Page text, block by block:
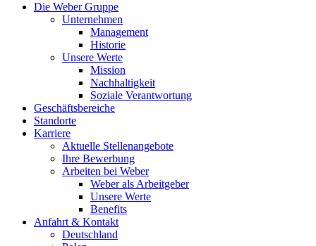
Die Weber Gruppe
Unternehmen
Management
Historie
Unsere Werte
Mission
Nachhaltigkeit
Soziale Verantwortung
Geschäftsbereiche
Standorte
Karriere
Aktuelle Stellenangebote
Ihre Bewerbung
Arbeiten bei Weber
Weber als Arbeitgeber
Unsere Werte
Benefits
Anfahrt & Kontakt
Deutschland